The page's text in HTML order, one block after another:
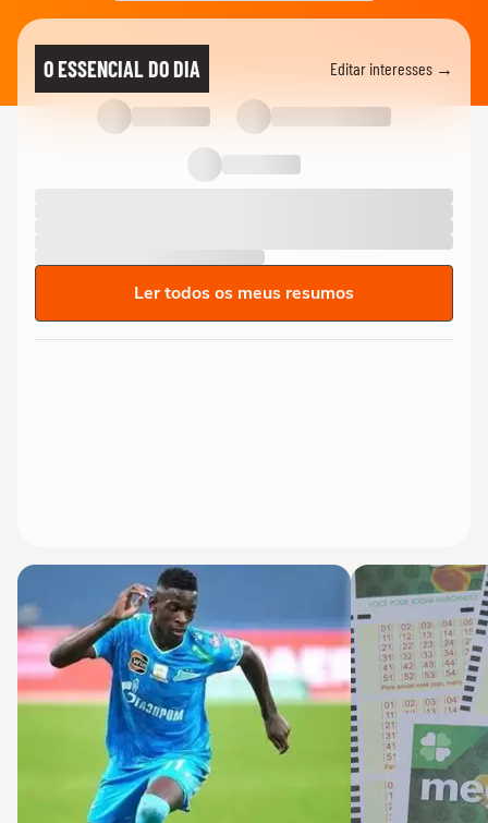
O ESSENCIAL DO DIA Editar interesses →
Ler todos os meus resumos